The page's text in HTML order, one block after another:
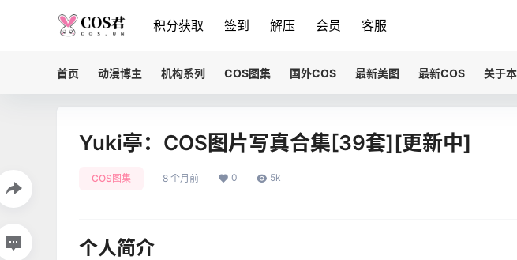
积分获取 签到 解压 会员 客服
首页 动漫博主 机构系列 COS图集 国外COS 最新美图 最新COS 关于
Yuki亭：COS图片写真合集[39套][更新中]
COS图集 8 个月前 0 5k
个人简介